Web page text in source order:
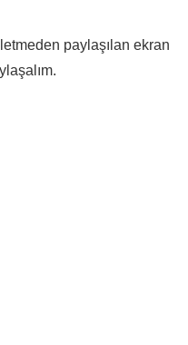
paylaşılan ekran